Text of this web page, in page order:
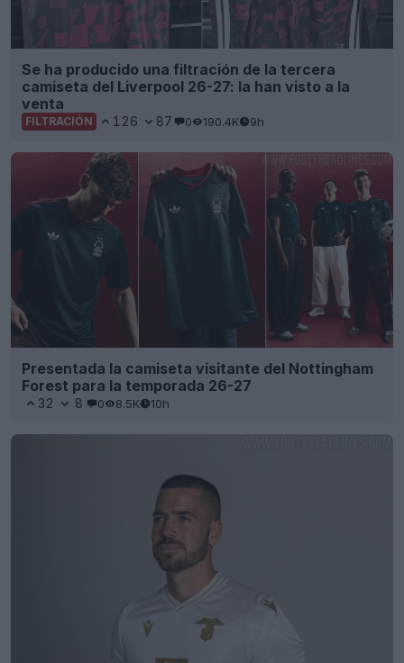
Se ha producido una filtración de la tercera
camiseta del Liverpool 26-27: la han visto a la
venta
FILTRACIÓN 126 87 0 190.4K 9h
Presentada la camiseta visitante del Nottingham
Forest para la temporada 26-27
32 8 0 8.5K 10h